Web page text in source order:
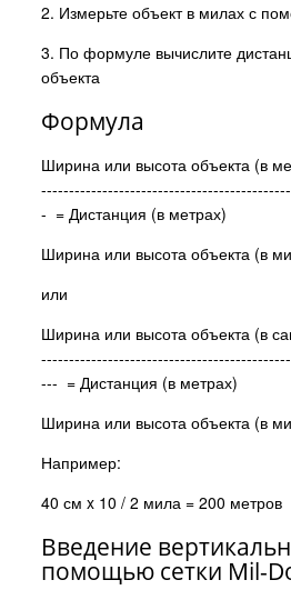
2. Измерьте объект в милах с
3. По формуле вычислите
объекта
Формула
Ширина или высота объекта (в
- = Дистанция (в метрах)
Ширина или высота объекта (в
или
Ширина или высота объекта (в
--- = Дистанция (в метрах)
Ширина или высота объекта (в
Например:
40 см x 10 / 2 мила = 200 метров
Введение
помощью сетки Mil-